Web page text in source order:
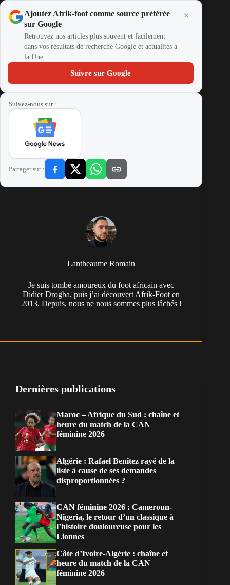
Ajoutez Afrik-foot comme source préférée
sur Google
Retrouvez nos articles plus souvent et facilement
dans vos résultats de recherche Google et actualités à
la Une.
Suivre sur Google
Suivez-nous sur :
Partager sur :
Lantheaume Romain
Je suis tombé amoureux du foot africain avec
Didier Drogba, puis j’ai découvert Afrik-Foot en
2013. Depuis, nous ne nous sommes plus lâchés !
Dernières publications
Maroc – Afrique du Sud : chaîne et
heure du match de la CAN
féminine 2026
Algérie : Rafael Benitez rayé de la
liste à cause de ses demandes
disproportionnées ?
CAN féminine 2026 : Cameroun-
Nigeria, le retour d’un classique à
l’histoire douloureuse pour les
Lionnes
Côte d’Ivoire-Algérie : chaîne et
heure du match de la CAN
féminine 2026